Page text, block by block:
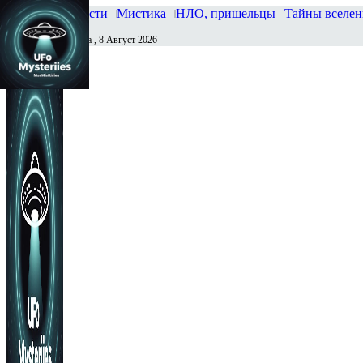
Главная Новости Мистика НЛО, пришельцы Тайны
Сегодня Суббота , 8 Август 2026